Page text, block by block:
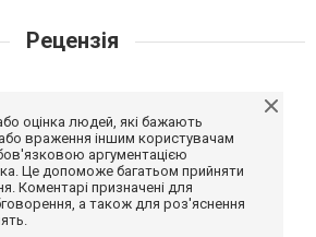
Рецензія
оцінка людей, які бажають
враження іншим користувачам
аргументацією
Це допоможе багатьом прийняти
Коментарі призначені для
а також для роз'яснення